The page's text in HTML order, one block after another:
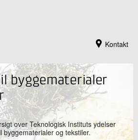
Kontakt
byggematerialer
over Teknologisk Instituts ydelser
byggematerialer og tekstiler.